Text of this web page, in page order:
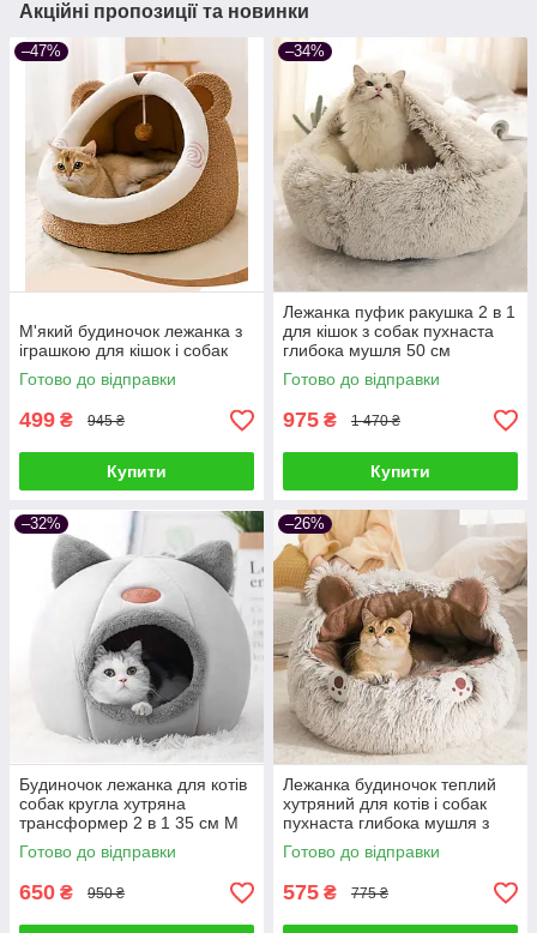
Акційні пропозиції та новинки
–47%
М'який будиночок лежанка з
іграшкою для кішок і собак
Готово до відправки
499 ₴ 945 ₴
Купити
–34%
Лежанка пуфик ракушка 2 в 1
для кішок з собак пухнаста
глибока мушля 50 см
Готово до відправки
975 ₴ 1 470 ₴
Купити
–32%
Будиночок лежанка для котів
собак кругла хутряна
трансформер 2 в 1 35 см M
Готово до відправки
650 ₴ 950 ₴
–26%
Лежанка будиночок теплий
хутряний для котів і собак
пухнаста глибока мушля з
капюшоном 40
Готово до відправки
575 ₴ 775 ₴